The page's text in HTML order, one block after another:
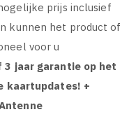
prijs inclusief
kunnen het product of
voor u
3 jaar garantie op het
kaartupdates! +